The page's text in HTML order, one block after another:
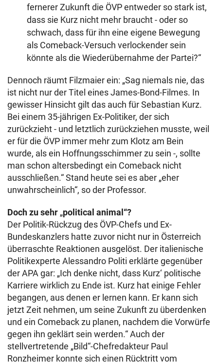
fernerer Zukunft die ÖVP entweder so stark ist,
dass sie Kurz nicht mehr braucht - oder so
schwach, dass für ihn eine eigene Bewegung
als Comeback-Versuch verlockender sein
könnte als die Wiederübernahme der Partei?“
Dennoch räumt Filzmaier ein: „Sag niemals nie, das
ist nicht nur der Titel eines James-Bond-Filmes. In
gewisser Hinsicht gilt das auch für Sebastian Kurz.
Bei einem 35-jährigen Ex-Politiker, der sich
zurückzieht - und letztlich zurückziehen musste, weil
er für die ÖVP immer mehr zum Klotz am Bein
wurde, als ein Hoffnungsschimmer zu sein -, sollte
man schon altersbedingt ein Comeback nicht
ausschließen.“ Stand heute sei es aber „eher
unwahrscheinlich“, so der Professor.
Doch zu sehr „political animal“?
Der Politik-Rückzug des ÖVP-Chefs und Ex-
Bundeskanzlers hatte zuvor nicht nur in Österreich
überraschte Reaktionen ausgelöst. Der italienische
Politikexperte Alessandro Politi erklärte gegenüber
der APA gar: „Ich denke nicht, dass Kurz‘ politische
Karriere wirklich zu Ende ist. Kurz hat einige Fehler
begangen, aus denen er lernen kann. Er kann sich
jetzt Zeit nehmen, um seine Zukunft zu überdenken
und ein Comeback zu planen, nachdem die Vorwürfe
gegen ihn geklärt sein werden.“ Auch der
stellvertretende „Bild“-Chefredakteur Paul
Ronzheimer konnte sich einen Rücktritt vom